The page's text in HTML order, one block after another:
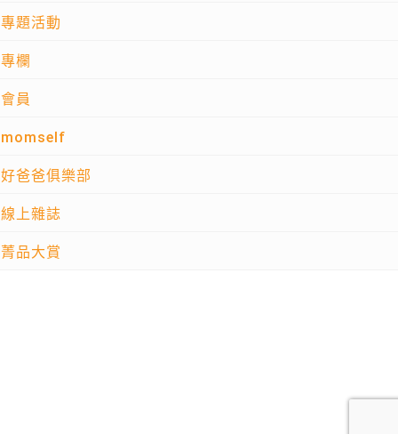
專題活動
專欄
會員
momself
好爸爸俱樂部
線上雜誌
菁品大賞